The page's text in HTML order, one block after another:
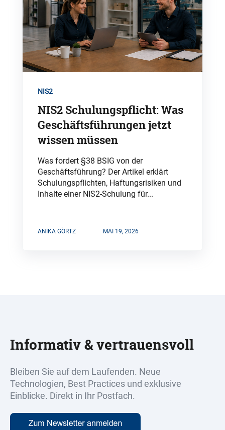
NIS2
NIS2 Schulungspflicht: Was
Geschäftsführungen jetzt
wissen müssen
Was fordert §38 BSIG von der
Geschäftsführung? Der Artikel erklärt
Schulungspflichten, Haftungsrisiken und
Inhalte einer NIS2-Schulung für...
ANIKA GÖRTZ MAI 19, 2026
Informativ & vertrauensvoll
Bleiben Sie auf dem Laufenden. Neue
Technologien, Best Practices und exklusive
Einblicke. Direkt in Ihr Postfach.